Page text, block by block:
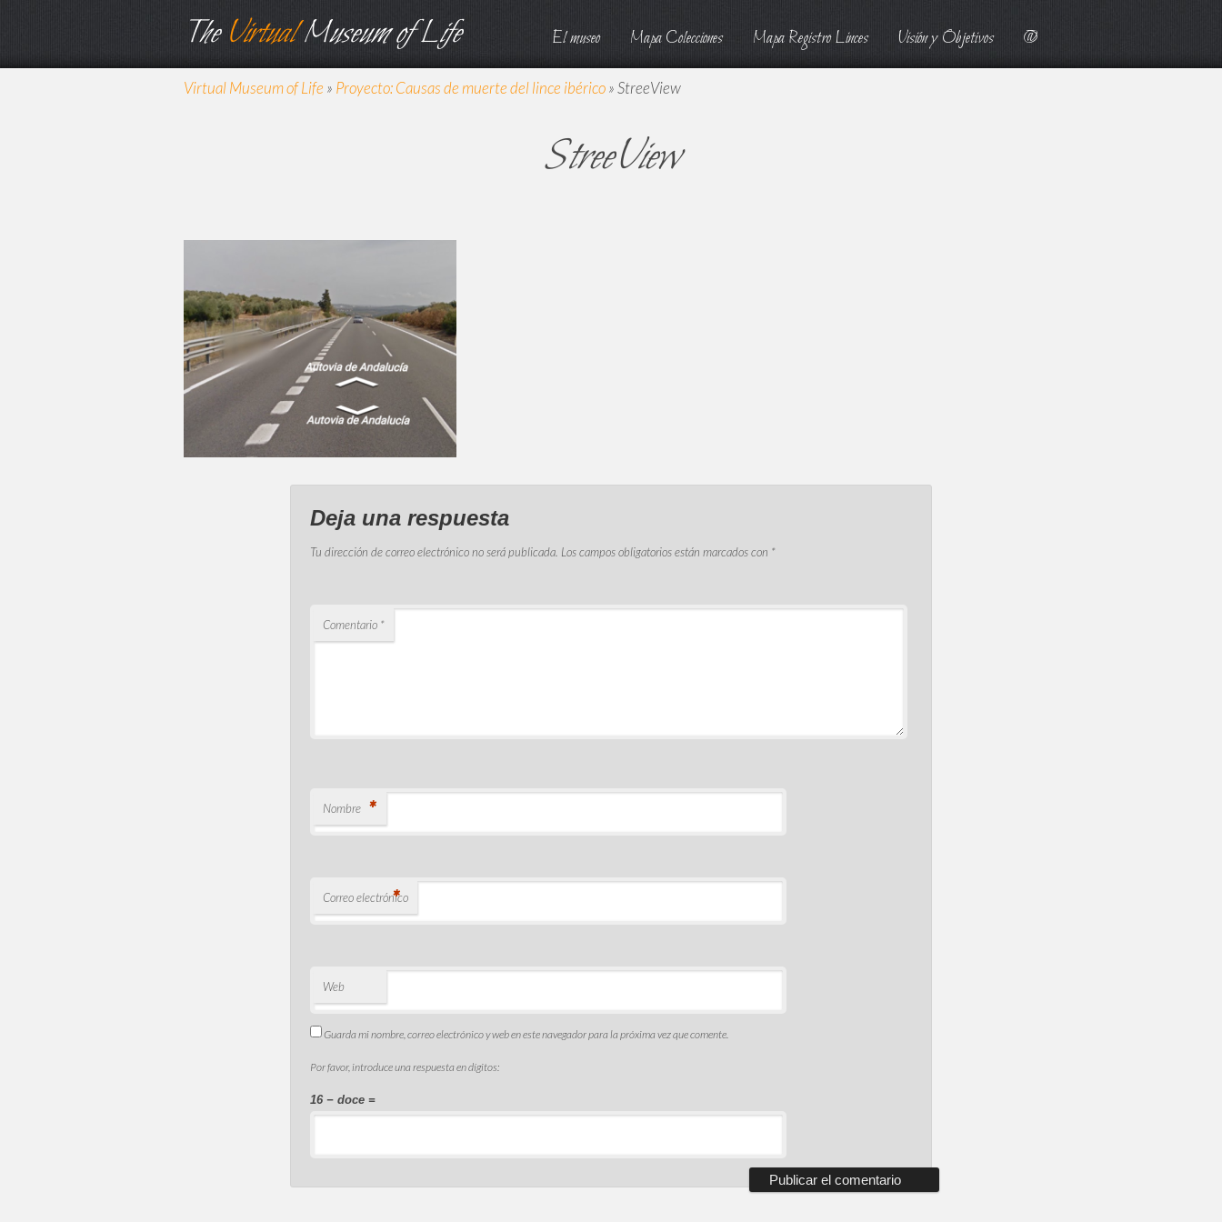
TheVirtualMuseum of Life El museo Mapa Colecciones Mapa Registro Linces Visión y Objetivos @
Virtual Museum of Life » Proyecto: Causas de muerte del lince ibérico»StreeView
StreeView
Deja una respuesta
Tu dirección de correo electrónico no será publicada. Los campos obligatorios están marcados con *
Comentario *
Nombre *
Correo electrónico
*
Web
Guarda mi nombre, correo electrónico y web en este navegador para la próxima vez que comente.
Por favor, introduce una respuesta en dígitos:
16 − doce =